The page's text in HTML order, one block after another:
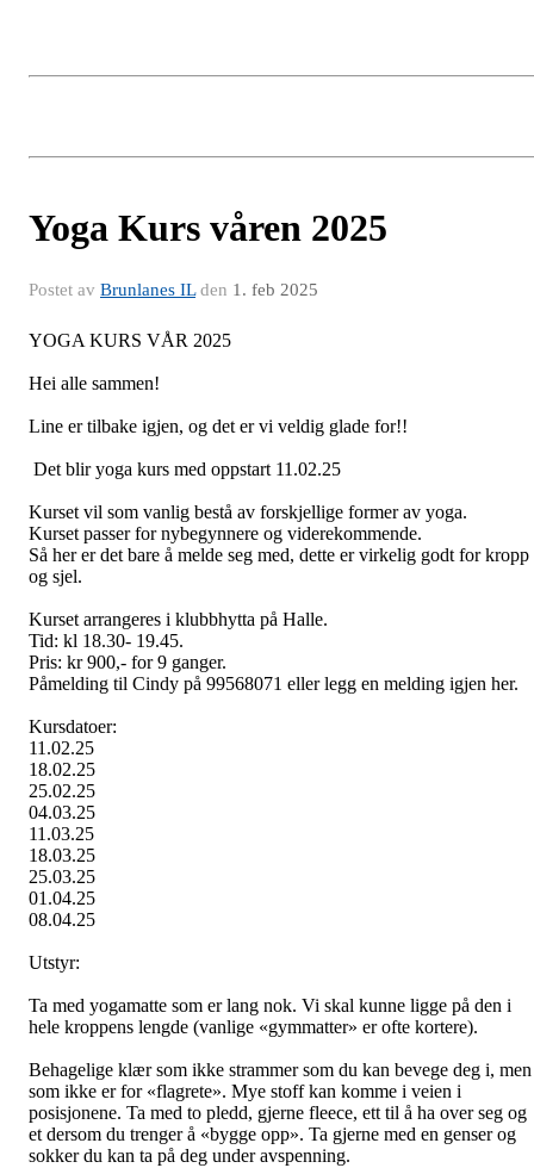
Yoga Kurs våren 2025
Postet av Brunlanes ILden 1. feb 2025
YOGA KURS VÅR 2025
Hei alle sammen!
Line er tilbake igjen, og det er vi veldig glade for!!
Det blir yoga kurs med oppstart 11.02.25
Kurset vil som vanlig bestå av forskjellige former av yoga.
Kurset passer for nybegynnere og viderekommende.
Så her er det bare å melde seg med, dette er virkelig godt for kropp
og sjel.
Kurset arrangeres i klubbhytta på Halle.
Tid: kl 18.30- 19.45.
Pris: kr 900,- for 9 ganger.
Påmelding til Cindy på 99568071 eller legg en melding igjen her.
Kursdatoer:
11.02.25
18.02.25
25.02.25
04.03.25
11.03.25
18.03.25
25.03.25
01.04.25
08.04.25
Utstyr:
Ta med yogamatte som er lang nok. Vi skal kunne ligge på den i
hele kroppens lengde (vanlige «gymmatter» er ofte kortere).
Behagelige klær som ikke strammer som du kan bevege deg i, men
som ikke er for «flagrete». Mye stoff kan komme i veien i
posisjonene. Ta med to pledd, gjerne fleece, ett til å ha over seg og
et dersom du trenger å «bygge opp». Ta gjerne med en genser og
sokker du kan ta på deg under avspenning.